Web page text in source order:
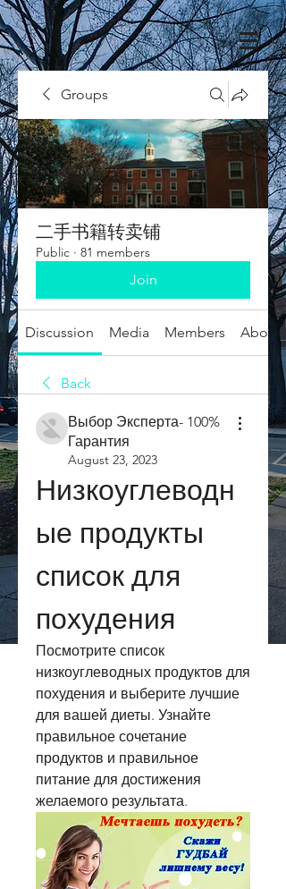
Groups
二手书籍转卖铺
Public · 81 members
Join
Discussion Media Members About
Back
Выбор Эксперта- 100%
Гарантия
August 23, 2023
Низкоуглеводн
ые продукты
список для
похудения
Посмотрите список
низкоуглеводных продуктов для
похудения и выберите лучшие
для вашей диеты. Узнайте
правильное сочетание
продуктов и правильное
питание для достижения
желаемого результата.